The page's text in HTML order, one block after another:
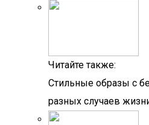
Читайте также:
Стильные образы с
разных случаев